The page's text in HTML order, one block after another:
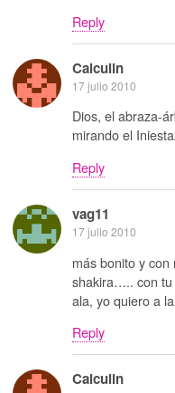
Reply
Calculin
17 julio 2010
Dios, el abraza-
mirando el
Reply
vag11
17 julio 2010
más bonito y
shakira….. con
ala, yo quiero a
Reply
Calculin